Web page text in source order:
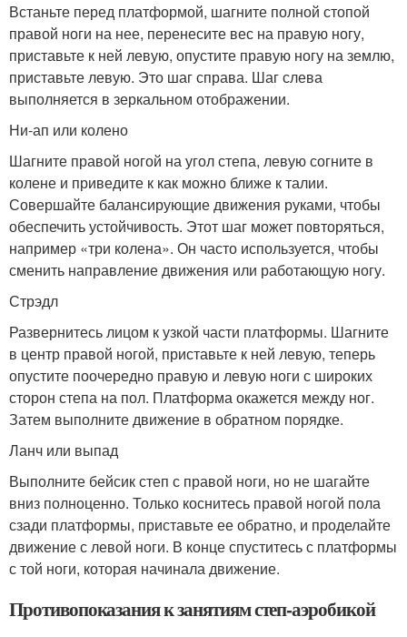
Встаньте перед платформой, шагните полной стопой
правой ноги на нее, перенесите вес на правую ногу,
приставьте к ней левую, опустите правую ногу на землю,
приставьте левую. Это шаг справа. Шаг слева
выполняется в зеркальном отображении.
Ни-ап или колено
Шагните правой ногой на угол степа, левую согните в
колене и приведите к как можно ближе к талии.
Совершайте балансирующие движения руками, чтобы
обеспечить устойчивость. Этот шаг может повторяться,
например «три колена». Он часто используется, чтобы
сменить направление движения или работающую ногу.
Стрэдл
Развернитесь лицом к узкой части платформы. Шагните
в центр правой ногой, приставьте к ней левую, теперь
опустите поочередно правую и левую ноги с широких
сторон степа на пол. Платформа окажется между ног.
Затем выполните движение в обратном порядке.
Ланч или выпад
Выполните бейсик степ с правой ноги, но не шагайте
вниз полноценно. Только коснитесь правой ногой пола
сзади платформы, приставьте ее обратно, и проделайте
движение с левой ноги. В конце спуститесь с платформы
с той ноги, которая начинала движение.
Противопоказания к занятиям степ-аэробикой